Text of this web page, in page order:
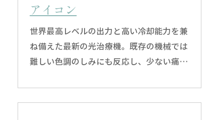
アイコン
世界最高レベルの出力と高い冷却能力を兼
ね備えた最新の光治療機。既存の機械では
難しい色調のしみにも反応し、少ない痛